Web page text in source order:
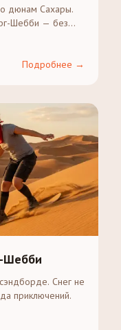
дюнам Сахары.
Шебби — без
Подробнее →
Шебби
Снег не
приключений.